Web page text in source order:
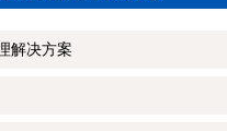
解决方案